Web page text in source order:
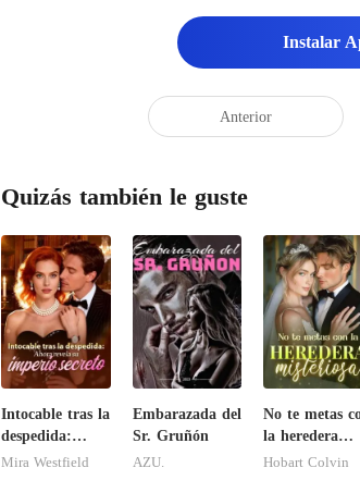
Instalar
Anterior
Quizás también le guste
Intocable tras la
despedida:
Ahora revela su
Mira Westfield
Embarazada del
Sr. Gruñón
AZU.
No te metas
la heredera
misteriosa
Hobart Colvin